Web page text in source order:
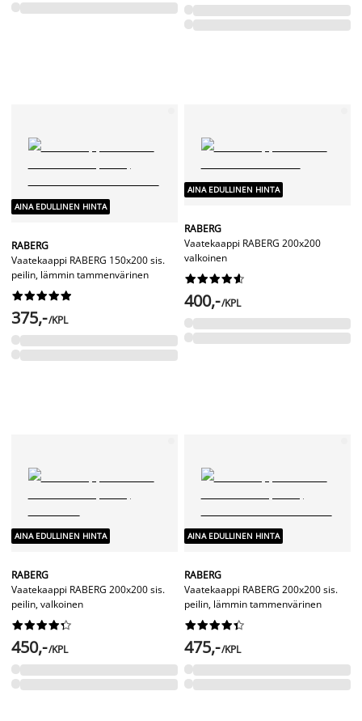
AINA EDULLINEN HINTA
RABERG
Vaatekaappi RABERG 150x200 sis.
peilin, lämmin tammenvärinen






375,-/KPL
AINA EDULLINEN HINTA
RABERG
Vaatekaappi RABERG 200x200
valkoinen






400,-/KPL
AINA EDULLINEN HINTA
RABERG
Vaatekaappi RABERG 200x200 sis.
peilin, valkoinen






450,-/KPL
AINA EDULLINEN HINTA
RABERG
Vaatekaappi RABERG 200x200 sis.
peilin, lämmin tammenvärinen






475,-/KPL